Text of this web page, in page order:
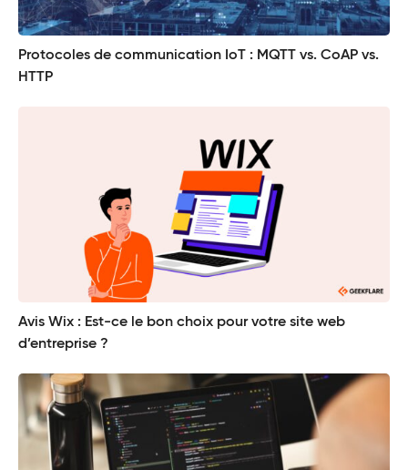
Protocoles de communication IoT : MQTT vs. CoAP vs.
HTTP
Avis Wix : Est-ce le bon choix pour votre site web
d’entreprise ?